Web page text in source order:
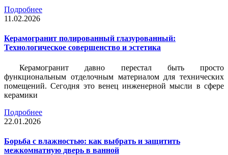
Подробнее
11.02.2026
Керамогранит полированный глазурованный:
Технологическое совершенство и эстетика
Керамогранит давно перестал быть просто
функциональным отделочным материалом для технических
помещений. Сегодня это венец инженерной мысли в сфере
керамики
Подробнее
22.01.2026
Борьба с влажностью: как выбрать и защитить
межкомнатную дверь в ванной